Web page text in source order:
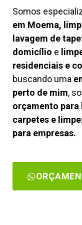
Somos
em Moema,
lavagem de
domicílio e
residenciais e
buscando uma
perto de mim,
orçamento para
carpetes e
para empresas.